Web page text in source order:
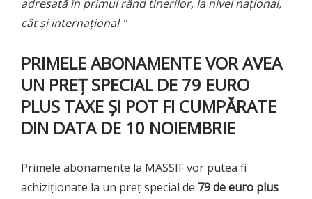
adresată în primul rând tinerilor, la nivel național,
cât și internațional. “
PRIMELE ABONAMENTE VOR AVEA
UN PREȚ SPECIAL DE 79 EURO
PLUS TAXE ȘI POT FI CUMPĂRATE
DIN DATA DE 10 NOIEMBRIE
Primele abonamente la MASSIF vor putea fi
achiziționate la un preț special de 79 de euro plus